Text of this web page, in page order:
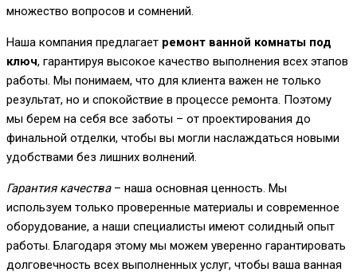
множество вопросов и сомнений.
Наша компания предлагает ремонт ванной комнаты под
ключ, гарантируя высокое качество выполнения всех этапов
работы. Мы понимаем, что для клиента важен не только
результат, но и спокойствие в процессе ремонта. Поэтому
мы берем на себя все заботы – от проектирования до
финальной отделки, чтобы вы могли наслаждаться новыми
удобствами без лишних волнений.
Гарантия качества– наша основная ценность. Мы
используем только проверенные материалы и современное
оборудование, а наши специалисты имеют солидный опыт
работы. Благодаря этому мы можем уверенно гарантировать
долговечность всех выполненных услуг, чтобы ваша ванная